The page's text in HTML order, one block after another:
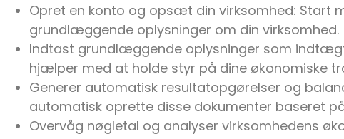
Opret en konto og opsæt din virksomhed: Start
grundlæggende oplysninger om din virksomhed.
Indtast grundlæggende oplysninger som
hjælper med at holde styr på dine økonomiske
Generer automatisk resultatopgørelser og
automatisk oprette disse dokumenter baseret
Overvåg nøgletal og analyser virksomhedens